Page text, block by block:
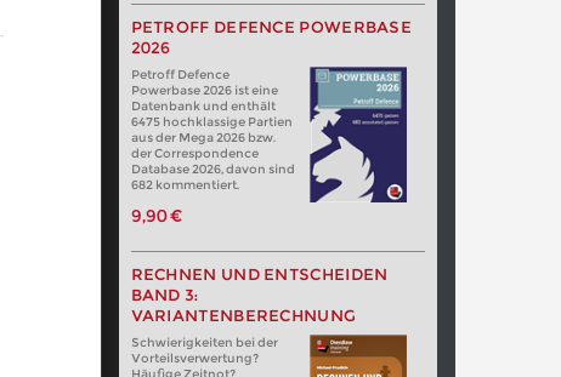
PETROFF DEFENCE POWERBASE
2026
Petroff Defence
Powerbase 2026 ist eine
Datenbank und enthält
6475 hochklassige Partien
aus der Mega 2026 bzw.
der Correspondence
Database 2026, davon sind
682 kommentiert.
9,90 €
RECHNEN UND ENTSCHEIDEN
BAND 3:
VARIANTENBERECHNUNG
Schwierigkeiten bei der
Vorteilsverwertung?